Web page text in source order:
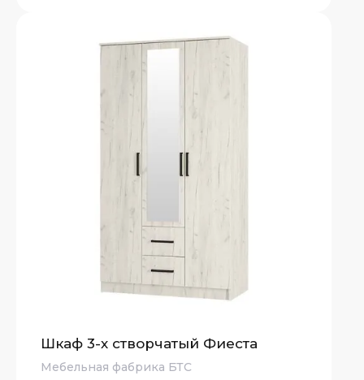
Шкаф 3-х створчатый Фиеста
Мебельная фабрика БТС